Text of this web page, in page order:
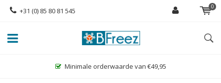
+31 (0) 85 80 81 545 0
Minimale orderwaarde van €49,95